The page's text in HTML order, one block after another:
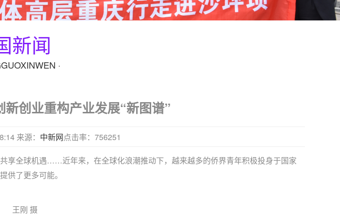
新闻
·
创业重构产业发展“新图谱”
来源： 中新网点击率：756251
享全球机遇……近年来，在全球化浪潮推动下，越来越多的侨界青年积极投身于国家
供了更多可能。
王刚 摄